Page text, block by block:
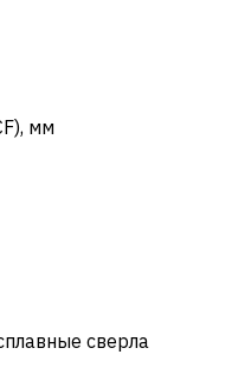
мм
сверла